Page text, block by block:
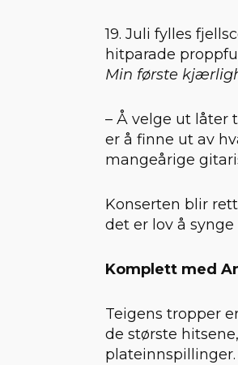
19. Juli fylles
hitparade
Min første
– Å velge ut låter
er å finne ut av
mangeårige
Konserten blir
det er lov å
Komplett med
Teigens tropper
de største